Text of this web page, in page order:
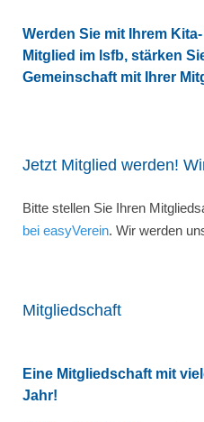
Werden Sie mit Ihrem
Mitglied im lsfb, stärken
Gemeinschaft mit Ihrer
Jetzt Mitglied werden!
Bitte stellen Sie Ihren
bei easyVerein. Wir werden
Mitgliedschaft
Eine Mitgliedschaft mit
Jahr!